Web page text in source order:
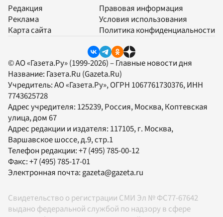
Редакция
Реклама
Карта сайта
Правовая информация
Условия использования
Политика конфиденциальности
© АО «Газета.Ру» (1999-2026) – Главные новости дня
Название: Газета.Ru (Gazeta.Ru)
Учредитель:АО «Газета.Ру», ОГРН 1067761730376, ИНН
7743625728
Адрес учредителя: 125239, Россия, Москва, Коптевская
улица, дом 67
Адрес редакции и издателя: 117105, г. Москва,
Варшавское шоссе, д.9, стр.1
Телефон редакции:+7 (495) 785-00-12
Факс:+7 (495) 785-17-01
Электронная почта:gazeta@gazeta.ru
Свидетельство о регистрации СМИ Эл № ФС77-67642
выдано федеральной службой по надзору в сфере